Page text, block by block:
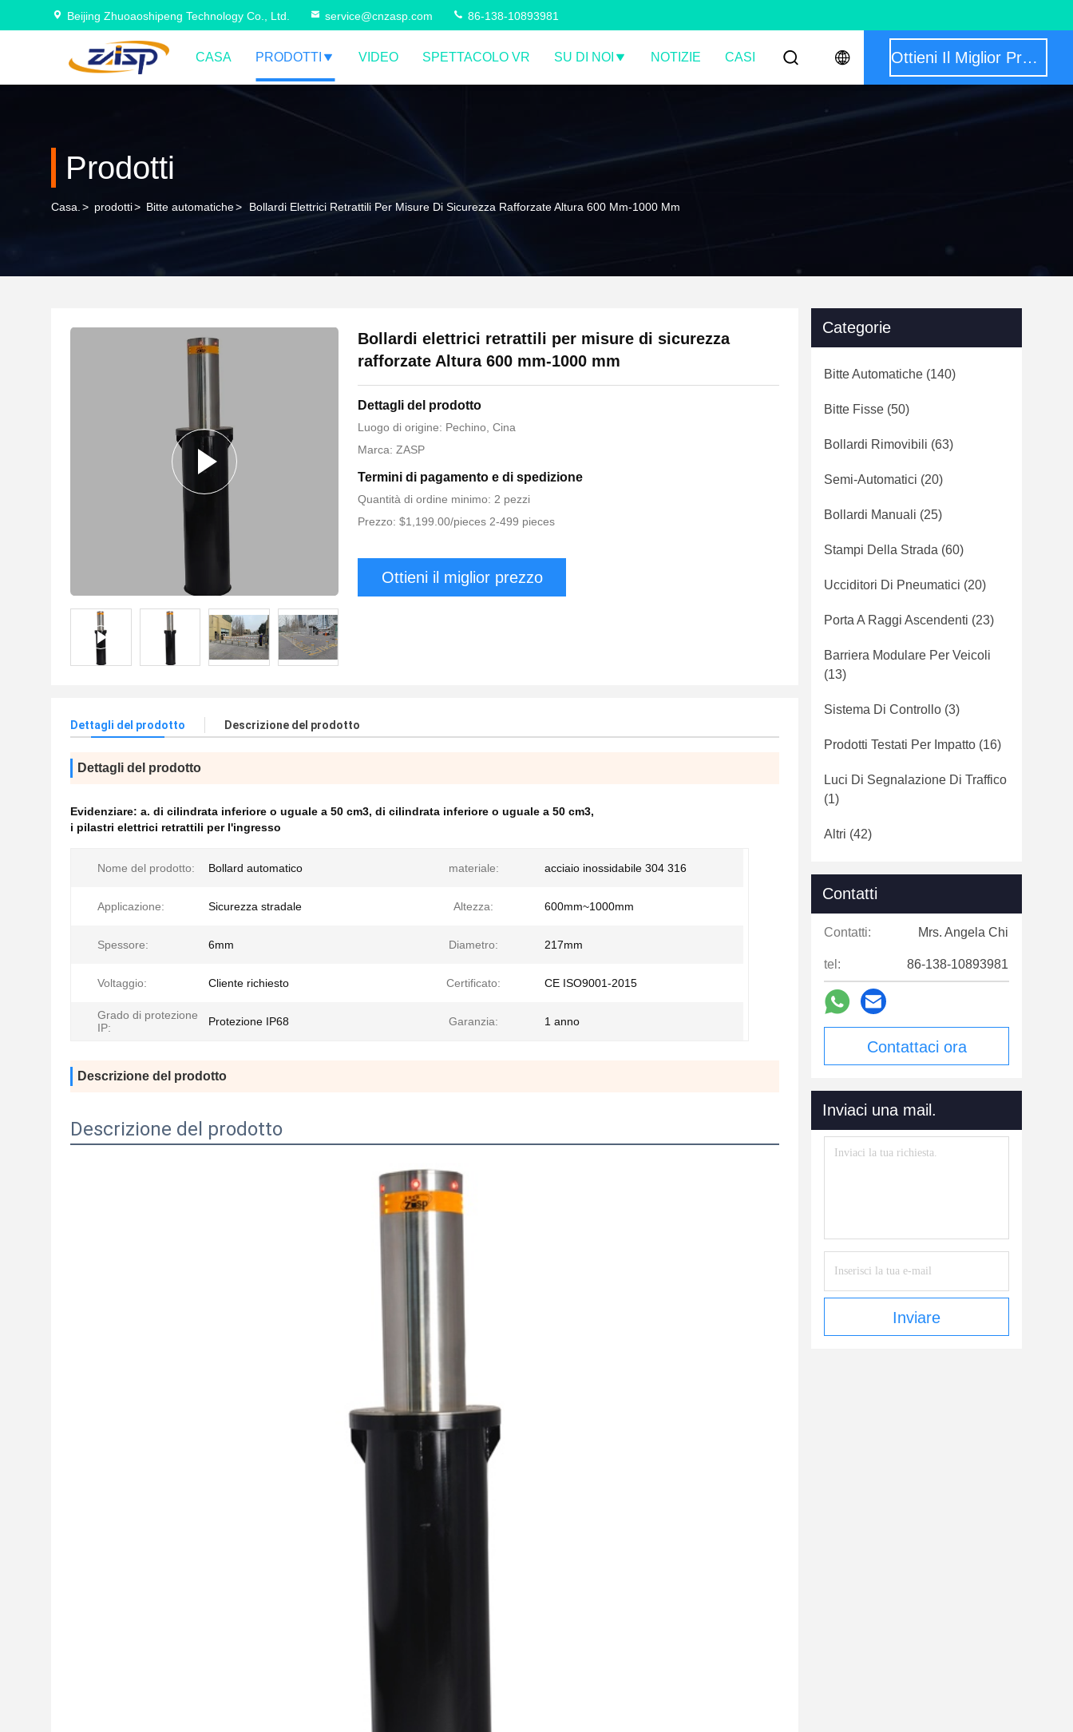
Beijing Zhuoaoshipeng Technology Co., Ltd. service@cnzasp.com 86-138-10893981
CASA PRODOTTI VIDEO SPETTACOLO VR SU DI NOI NOTIZIE CASI Ottieni Il Miglior Prezzo
Prodotti
Casa. > prodotti> Bitte automatiche> Bollardi Elettrici Retrattili Per Misure Di Sicurezza Rafforzate Altura 600 Mm-1000 Mm
Bollardi elettrici retrattili per misure di sicurezza
rafforzate Altura 600 mm-1000 mm
Dettagli del prodotto
Luogo di origine: Pechino, Cina
Marca: ZASP
Termini di pagamento e di spedizione
Quantità di ordine minimo: 2 pezzi
Prezzo: $1,199.00/pieces 2-499 pieces
Ottieni il miglior prezzo
Dettagli del prodotto Descrizione del prodotto
Dettagli del prodotto
Evidenziare: a. di cilindrata inferiore o uguale a 50 cm3, di cilindrata inferiore o uguale a 50 cm3,
i pilastri elettrici retrattili per l'ingresso
Nome del prodotto: Bollard automatico materiale: acciaio inossidabile 304 316
Applicazione: Sicurezza stradale Altezza: 600mm~1000mm
Spessore: 6mm Diametro: 217mm
Voltaggio: Cliente richiesto Certificato: CE ISO9001-2015
Grado di protezione
IP:
Protezione IP68 Garanzia: 1 anno
Descrizione del prodotto
Descrizione del prodotto
Categorie
Bitte Automatiche (140)
Bitte Fisse (50)
Bollardi Rimovibili (63)
Semi-Automatici (20)
Bollardi Manuali (25)
Stampi Della Strada (60)
Ucciditori Di Pneumatici (20)
Porta A Raggi Ascendenti (23)
Barriera Modulare Per Veicoli
(13)
Sistema Di Controllo (3)
Prodotti Testati Per Impatto (16)
Luci Di Segnalazione Di Traffico
(1)
Altri (42)
Contatti
Contatti: Mrs. Angela Chi
tel: 86-138-10893981
Contattaci ora
Inviaci una mail.
Inviare